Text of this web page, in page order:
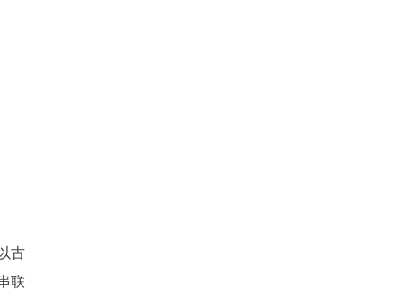
品鉴、商贸合作的综合性平
产品出山，通过赛事评比、